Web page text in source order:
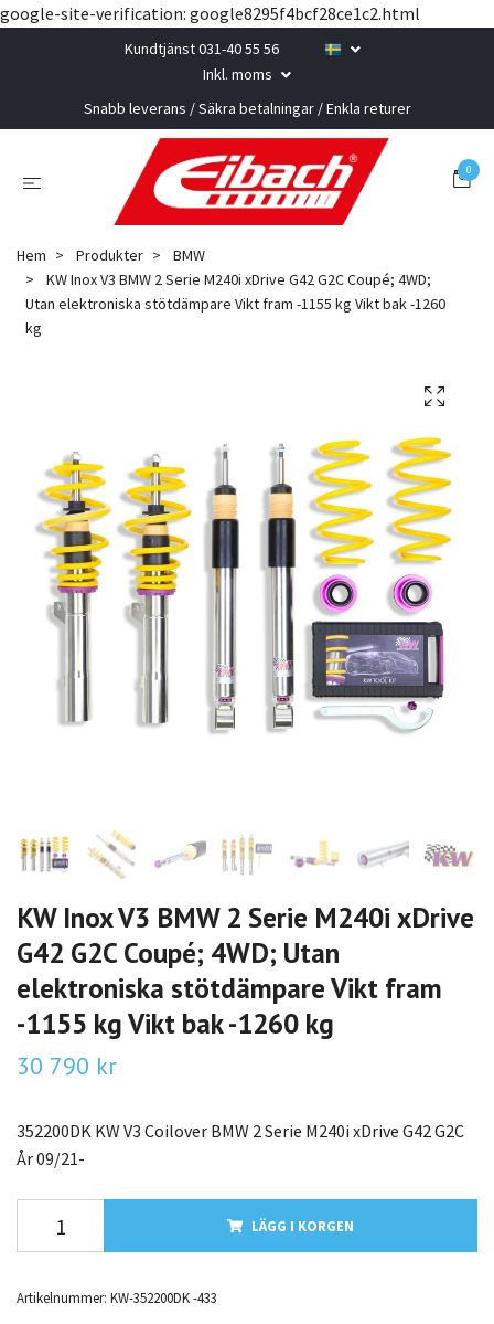
google-site-verification: google8295f4bcf28ce1c2.html
Kundtjänst 031-40 55 56
Inkl. moms
Snabb leverans / Säkra betalningar / Enkla returer
0
Hem Produkter
BMW
KW Inox V3 BMW 2 Serie M240i xDrive G42 G2C Coupé; 4WD;
Utan elektroniska stötdämpare Vikt fram -1155 kg Vikt bak -1260
kg
KW Inox V3 BMW 2 Serie M240i xDrive
G42 G2C Coupé; 4WD; Utan
elektroniska stötdämpare Vikt fram
-1155 kg Vikt bak -1260 kg
30 790 kr
352200DK KW V3 Coilover BMW 2 Serie M240i xDrive G42 G2C
År 09/21-
LÄGG I KORGEN
Artikelnummer: KW-352200DK -433